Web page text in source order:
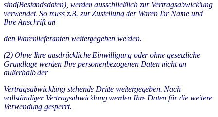
sind(Bestandsdaten), werden ausschließlich zur Vertragsabwicklung
verwendet. So muss z.B. zur Zustellung der Waren Ihr Name und
Ihre Anschrift an
den Warenlieferanten weitergegeben werden.
(2) Ohne Ihre ausdrückliche Einwilligung oder ohne gesetzliche
Grundlage werden Ihre personenbezogenen Daten nicht an
außerhalb der
Vertragsabwicklung stehende Dritte weitergegeben. Nach
vollständiger Vertragsabwicklung werden Ihre Daten für die weitere
Verwendung gesperrt.